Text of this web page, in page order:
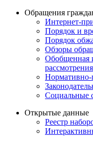
Обращения
Интернет-
Порядок и
Порядок
Обзоры
Обобщенная
Нормативно-
Социальные
Открытые данные
Реестр